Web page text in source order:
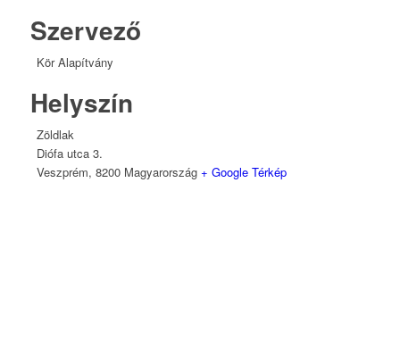
Szervező
Kör Alapítvány
Helyszín
Zöldlak
Diófa utca 3.
Veszprém, 8200 Magyarország + Google Térkép